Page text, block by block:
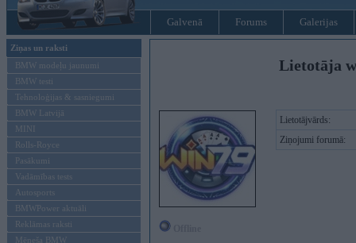
Galvenā Forums Galerijas
Ziņas un raksti
BMW modeļu jaunumi
BMW testi
Tehnoloģijas & sasniegumi
BMW Latvijā
MINI
Rolls-Royce
Pasākumi
Vadāmības tests
Autosports
BMWPower aktuāli
Reklāmas raksti
Mēneša BMW
Lietotāja
Lietotājvārds:
Ziņojumi forumā: